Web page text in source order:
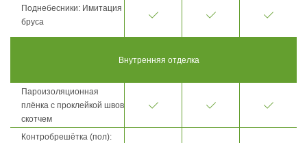
Поднебесники: Имитация
бруса
Внутренняя отделка
Пароизоляционная
плёнка с проклейкой швов
скотчем
Контробрешётка (пол):